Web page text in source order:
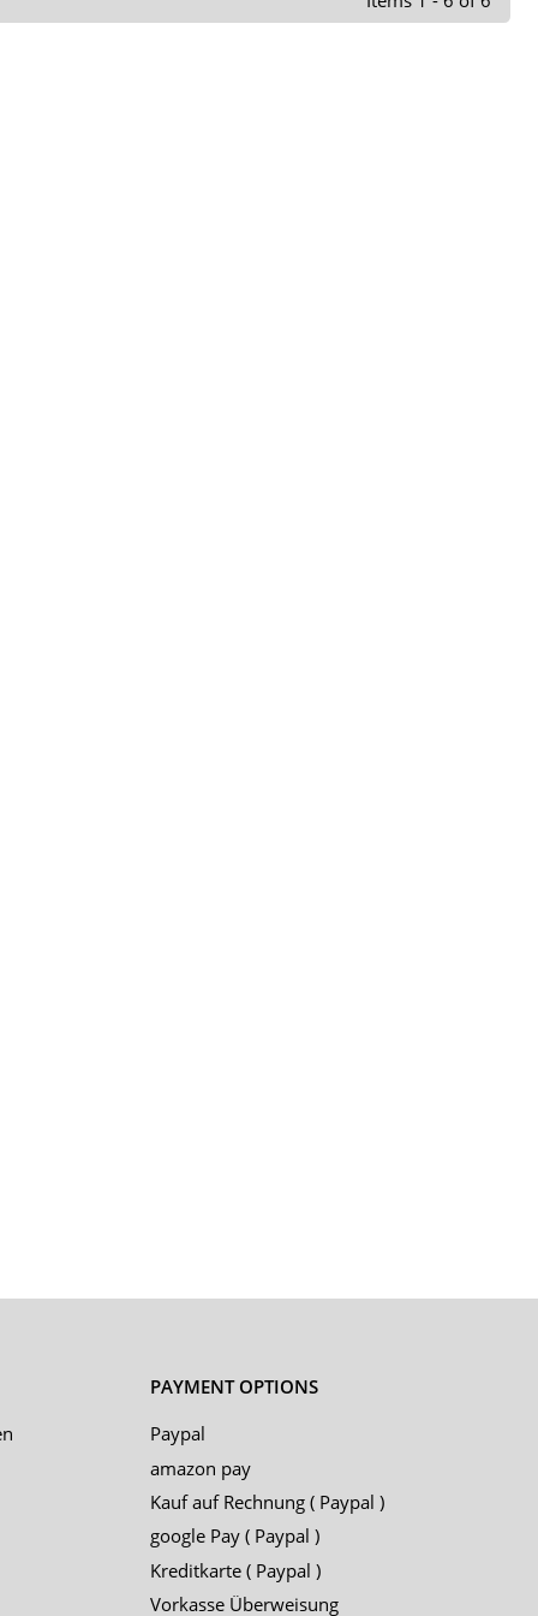
PAYMENT OPTIONS
Paypal
amazon pay
Kauf auf Rechnung ( Paypal )
google Pay ( Paypal )
Kreditkarte ( Paypal )
Vorkasse Überweisung